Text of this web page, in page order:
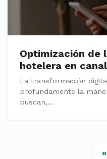
Optimización de
hotelera en
La transformación
profundamente la
buscan,...
«